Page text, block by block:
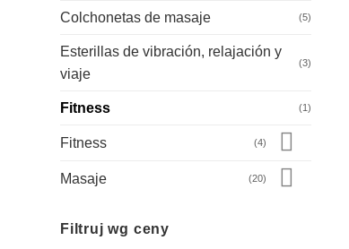
Colchonetas de masaje (5)
Esterillas de vibración, relajación y
viaje
(3)
Fitness (1)
Fitness (4)
Masaje (20)
Filtruj wg ceny